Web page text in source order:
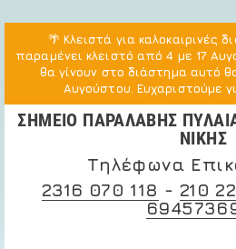
🌴 Κλειστά για καλοκαιρινές
παραμένει κλειστό από 4 με 17
θα γίνουν στο διάστημα αυτό
Αυγούστου. Ευχαριστούμε
ΣΗΜΕΙΟ ΠΑΡΑΛΑΒΗΣ
ΝΙΚΗΣ
Τηλέφωνα
2316 070 118 - 210